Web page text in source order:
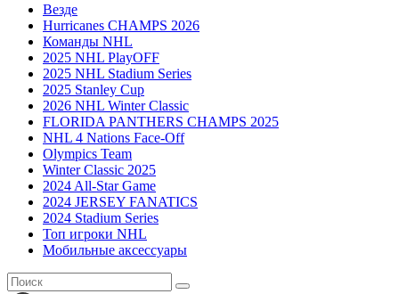
Везде
Hurricanes CHAMPS 2026
Команды NHL
2025 NHL PlayOFF
2025 NHL Stadium Series
2025 Stanley Cup
2026 NHL Winter Classic
FLORIDA PANTHERS CHAMPS 2025
NHL 4 Nations Face-Off
Olympics Team
Winter Classic 2025
2024 All-Star Game
2024 JERSEY FANATICS
2024 Stadium Series
Топ игроки NHL
Мобильные аксессуары